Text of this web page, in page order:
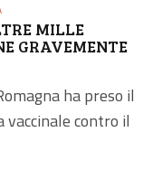
MILLE
GRAVEMENTE
ha preso il
vaccinale contro il